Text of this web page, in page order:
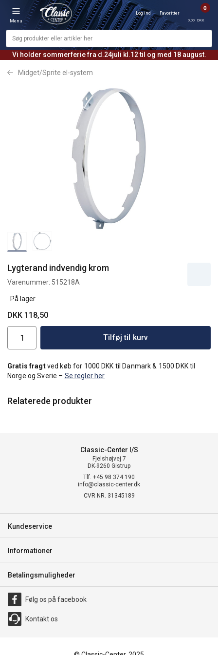
Vi holder sommerferie fra d.24juli kl.12 til og med 18 august.
Menu
Log ind Favoritter
0
0,00 DKK
Midget/Sprite el-system
Lygterand indvendig krom
Varenummer: 515218A
På lager
DKK 118,50
Tilføj til kurv
Gratis fragtved køb for 1000 DKK til Danmark & 1500 DKK til
Norge og Sverie – Se regler her
Relaterede produkter
Classic-Center I/S
Fjelshøjvej 7
DK-9260 Gistrup
Tlf. +45 98 374 190
info@classic-center.dk
CVR NR. 31345189
Kundeservice
Informationer
Betalingsmuligheder
Følg os på facebook
Kontakt os